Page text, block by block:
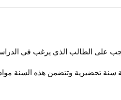
يجب على الطالب الذي يرغب في
تحضيرية وتتضمن هذه السنة مواد